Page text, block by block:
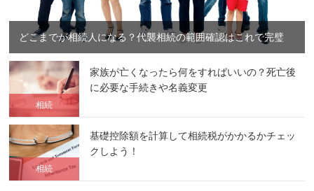
どこまでが相続人になる？代襲相続の範囲確認はこれで完璧
相続
家族が亡くなったら何をすればいいの？死亡後
に必要な手続きや名義変更
相続
基礎控除額を計算して相続税がかかるかチェッ
クしよう！